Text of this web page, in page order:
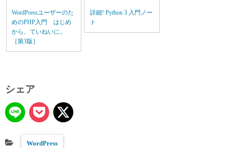
WordPressユーザーのた
めのPHP入門 はじめ
から、ていねいに。
［第3版］
詳細! Python 3 入門ノー
ト
シェア
WordPress